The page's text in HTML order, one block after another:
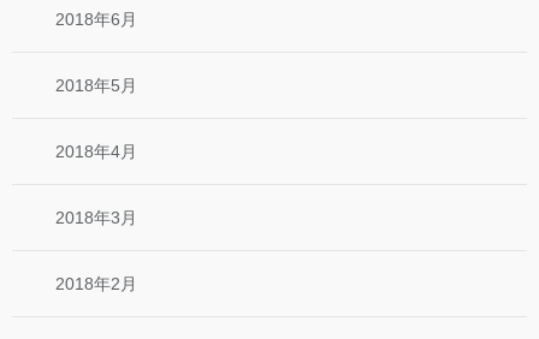
2018年6月
2018年5月
2018年4月
2018年3月
2018年2月